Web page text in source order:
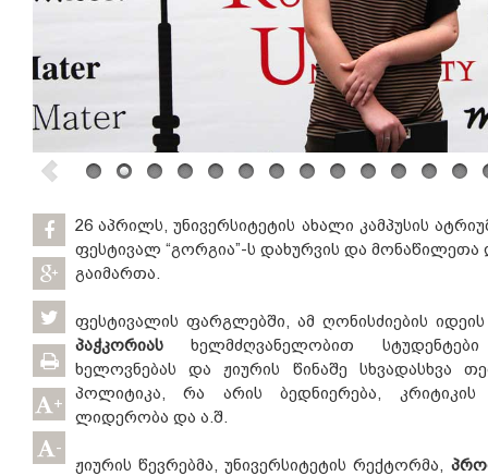
+
-
26 აპრილს, უნივერსიტეტის ახალი კამპუსის
ფესტივალ “გორგია”-ს დახურვის და
გაიმართა.
ფესტივალის ფარგლებში, ამ ღონისძიების
პაჭკორიასხელმძღვანელობით
ხელოვნებას და ჟიურის წინაშე სხვადასხვა
პოლიტიკა, რა არის ბედნიერება, კრიტიკის
ლიდერობა და ა.შ.
ჟიურის წევრებმა, უნივერსიტეტის რექტორმა,